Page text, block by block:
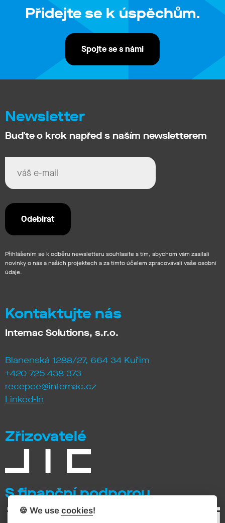
Přidejte se k úspěchům.
Spojte se s námi
Newsletter
Buďte o krok napřed s naším newsletterem
Přihlášením se k odběru newsletteru souhlasíte s tím, abychom vám zasílali
novinky o nás a našich projektech a za tímto účelem zpracovávali vaše osobní
údaje.
Kontaktujte nás
Intemac Solutions, s.r.o.
Blanenská 1288/27, 664 34 Kuřim
+420 725 438 373
recepce@intemac.cz
Linked-In
Zřizovatelé
S finanční podporou
🍪 We usecookies!